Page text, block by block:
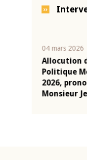
04 mars 2026
Allocution
Politique
2026,
Monsieur